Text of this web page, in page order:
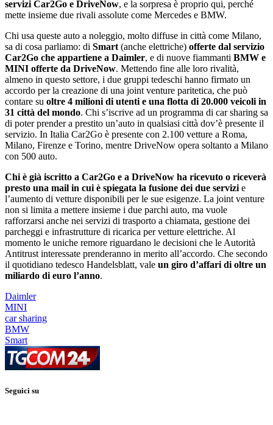
servizi Car2Go e DriveNow, e la sorpresa è proprio qui, perché
mette insieme due rivali assolute come Mercedes e BMW.
Chi usa queste auto a noleggio, molto diffuse in città come Milano,
sa di cosa parliamo: di Smart (anche elettriche) offerte dal servizio
Car2Go che appartiene a Daimler, e di nuove fiammanti BMW e
MINI offerte da DriveNow. Mettendo fine alle loro rivalità,
almeno in questo settore, i due gruppi tedeschi hanno firmato un
accordo per la creazione di una joint venture paritetica, che può
contare su oltre 4 milioni di utenti e una flotta di 20.000 veicoli in
31 città del mondo. Chi sʼiscrive ad un programma di car sharing sa
di poter prender a prestito unʼauto in qualsiasi città dovʼè presente il
servizio. In Italia Car2Go è presente con 2.100 vetture a Roma,
Milano, Firenze e Torino, mentre DriveNow opera soltanto a Milano
con 500 auto.
Chi è già iscritto a Car2Go e a DriveNow ha ricevuto o riceverà
presto una mail in cui è spiegata la fusione dei due servizi e
lʼaumento di vetture disponibili per le sue esigenze. La joint venture
non si limita a mettere insieme i due parchi auto, ma vuole
rafforzarsi anche nei servizi di trasporto a chiamata, gestione dei
parcheggi e infrastrutture di ricarica per vetture elettriche. Al
momento le uniche remore riguardano le decisioni che le Autorità
Antitrust interessate prenderanno in merito allʼaccordo. Che secondo
il quotidiano tedesco Handelsblatt, vale un giro dʼaffari di oltre un
miliardo di euro lʼanno.
Daimler
MINI
car sharing
BMW
Smart
Seguici su